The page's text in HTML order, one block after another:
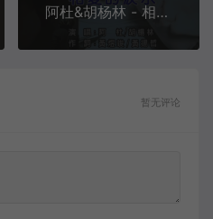
阿杜&胡杨林 - 相爱的泪水[KTV][MPG][187.3M]
暂无评论